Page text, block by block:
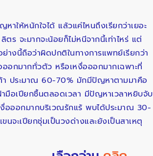
าให้หนักใจได้ แล้วแค่ไหนถึงเรียกว่าเยอะ
ร จะมากจะน้อยก็ไม่หนีจากนี้เท่าไหร่ แต่
างนี้ถือว่าผิดปกติในทางการแพทย์เรียกว่า
อกมากทั่วตัว หรือเหงื่อออกมากเฉพาะที่
า ประมาณ 60-70% มักมีปัญหาตามมาคือ
มือเปียกชื้นตลอดเวลา มีปัญหาเวลาหยิบจับ
อออกมากบริเวณรักแร้ พบได้ประมาณ 30-
ะเปียกชุ่มเป็นวงด่างและยังเป็นสาเหตุ